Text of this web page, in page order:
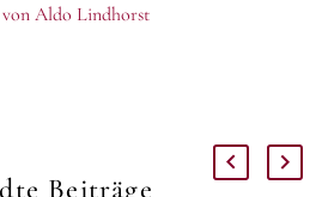
Aldo Lindhorst
Beiträge